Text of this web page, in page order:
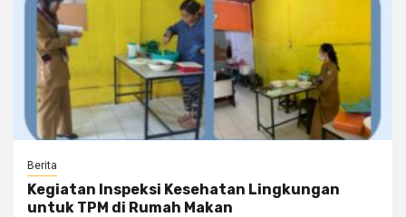
Berita
Kegiatan Inspeksi Kesehatan Lingkungan
untuk TPM di Rumah Makan